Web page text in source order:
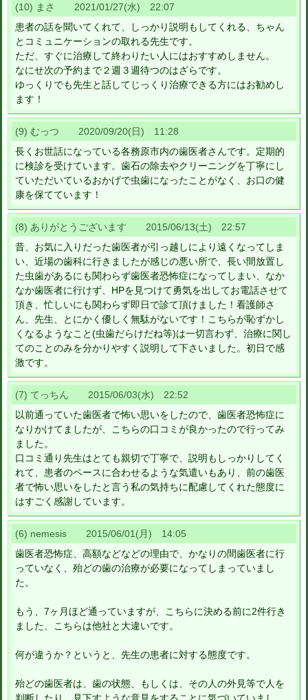
(10) まさ 2021/01/27(水) 22:07
患者の話を聞いてくれて、しっかり説明もしてくれる、ちゃん
とコミュニケーションの取れる先生です。
ただ、すぐに治療して終わりたい人にはおすすめしません。
なにせ次の予約まで２週３週待つのはざらです。
ゆっくりでも先生と話してじっくり治療できる方にはお勧めし
ます！
(9) むっつ 2020/09/20(日) 11:28
長くお世話になっている各務原市内の歯医者さんです。定期的
に検診を受けています。歯石の除去やクリーニングを丁寧にし
ていただいているおかげで虫歯になったことがなく、お口の健
康を保てています！
(8) ありがとうございます 2015/06/13(土) 22:57
昔、お気に入りだった歯医者が引っ越しにより遠くなってしま
い、近場の歯科に行きましたが感じの悪い所で、長い間放置し
た虫歯があるにも関わらず歯医者恐怖症になってしまい、なか
なか歯医者に行けず、HPを見つけて勇気を出してお電話させて
頂き、忙しいにも関わらず即日で診て頂けました！看護師さ
ん、先生、とにかく優しく無駄がないです！こちらが恥ずかし
くなるようなこと(虫歯だらけだね等)は一切言わず、治療に関し
てのことのみを分かりやすく説明して下さいました。初日で感
激です。
(7) てっちん 2015/06/03(水) 22:52
以前通っていた歯医者で怖い思いをしたので、歯医者恐怖症に
なりかけてましたが、こちらの口コミが良かったので行ってみ
ました。
口コミ通り先生はとても親切で丁寧で、説明もしっかりしてく
れて、患者のペースに合わせるような気遣いもあり、前の歯医
者で怖い思いをしたと言う私の気持ちに配慮してくれた態度に
はすごく感謝しています。
(6) nemesis 2015/06/01(月) 14:05
歯医者恐怖症、高額などなどの理由で、かなりの間歯医者に行
っていなく、殆どの歯の治療が必要になってしまっていまし
た。
もう、7ヶ月ほど通っていますが、こちらに決める前に2件行き
ました、こちらは他社と大違いです。
何が違うか？というと、先生の患者に対する態度です。
殆どの歯医者は、歯の状態、もしくは、その人の外見等で人を